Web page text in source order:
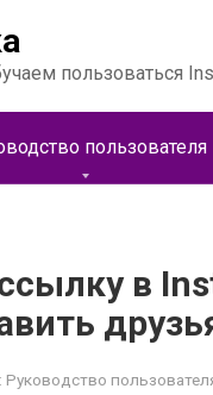
пользоваться
пользователя
в
Руководство